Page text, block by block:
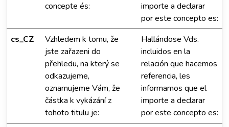
concepte és:
importe a declarar
por este concepto es:
cs_CZ
Vzhledem k tomu, že
jste zařazeni do
přehledu, na který se
odkazujeme,
oznamujeme Vám, že
částka k vykázání z
tohoto titulu je:
Hallándose Vds.
incluidos en la
relación que hacemos
referencia, les
informamos que el
importe a declarar
por este concepto es: